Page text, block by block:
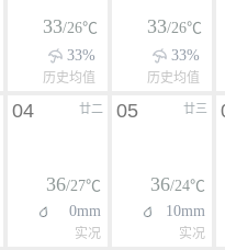
33/26℃
33%
历史均值
33/26℃
33%
历史均值
廿二
04
36/27℃
0mm
实况
廿三
05
36/24℃
10mm
实况